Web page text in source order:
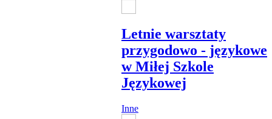
Letnie warsztaty
przygodowo - językowe
w Miłej Szkole
Językowej
Inne